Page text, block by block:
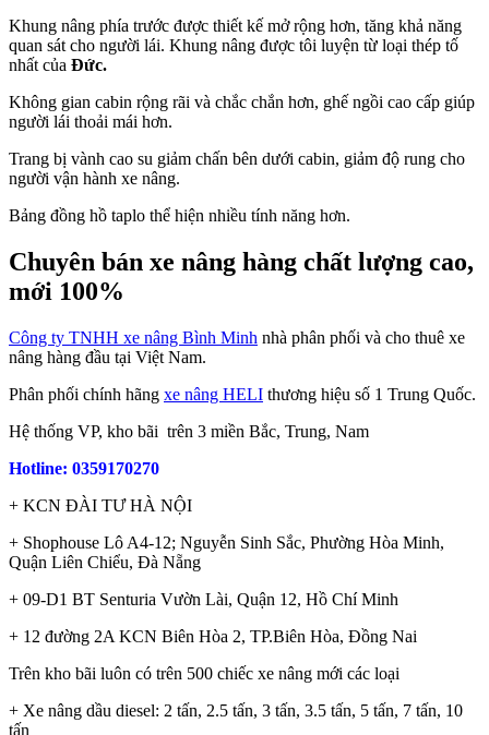
Khung nâng phía trước được thiết kế mở rộng hơn, tăng khả năng
quan sát cho người lái. Khung nâng được tôi luyện từ loại thép tố
nhất của Đức.
Không gian cabin rộng rãi và chắc chắn hơn, ghế ngồi cao cấp giúp
người lái thoải mái hơn.
Trang bị vành cao su giảm chấn bên dưới cabin, giảm độ rung cho
người vận hành xe nâng.
Bảng đồng hồ taplo thể hiện nhiều tính năng hơn.
Chuyên bán xe nâng hàng chất lượng cao,
mới 100%
Công ty TNHH xe nâng Bình Minh nhà phân phối và cho thuê xe
nâng hàng đầu tại Việt Nam.
Phân phối chính hãng xe nâng HELI thương hiệu số 1 Trung Quốc.
Hệ thống VP, kho bãi trên 3 miền Bắc, Trung, Nam
Hotline: 0359170270
+ KCN ĐÀI TƯ HÀ NỘI
+ Shophouse Lô A4-12; Nguyễn Sinh Sắc, Phường Hòa Minh,
Quận Liên Chiểu, Đà Nẵng
+ 09-D1 BT Senturia Vườn Lài, Quận 12, Hồ Chí Minh
+ 12 đường 2A KCN Biên Hòa 2, TP.Biên Hòa, Đồng Nai
Trên kho bãi luôn có trên 500 chiếc xe nâng mới các loại
+ Xe nâng dầu diesel: 2 tấn, 2.5 tấn, 3 tấn, 3.5 tấn, 5 tấn, 7 tấn, 10
tấn